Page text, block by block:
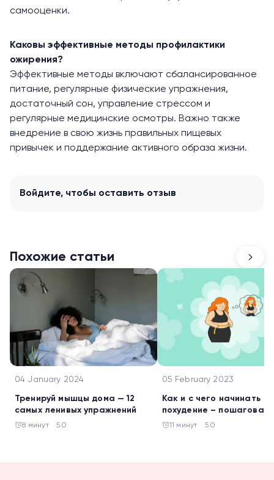
самооценки.
Каковы эффективные методы профилактики
ожирения?
Эффективные методы включают сбалансированное
питание, регулярные физические упражнения,
достаточный сон, управление стрессом и
регулярные медицинские осмотры. Важно также
внедрение в свою жизнь правильных пищевых
привычек и поддержание активного образа жизни.
Войдите, чтобы оставить отзыв
Похожие статьи
04 January 2024
Тренируй мышцы дома — 12
самых ленивых упражнений
8 минут 5.0
05 February 2023
Как и с чего начинать
похудение – пошаговая
инструкция
11 минут 5.0